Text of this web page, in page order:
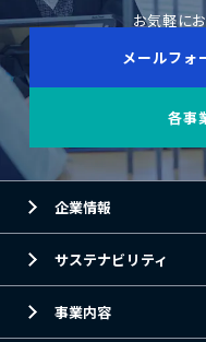
お気軽に
メールフォ
各事
企業情報
サステナビリティ
事業内容